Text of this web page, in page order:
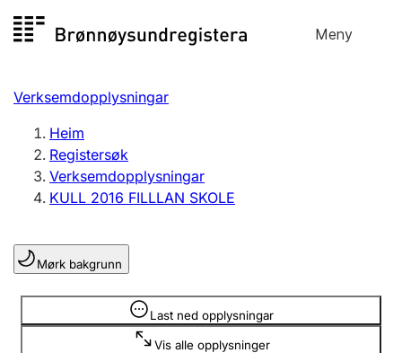
til
Meny
Registersøk
Aksjeselskap
Enkeltpersonføretak
Registrere, endre, slette
Lag og foreining
Registrere, endre, slette
Verksemdopplysningar
Heim
Registersøk
Verksemdopplysningar
KULL 2016 FILLLAN SKOLE
Mørk bakgrunn
Last ned opplysningar
Vis alle opplysninger
Opplysninger er skjult